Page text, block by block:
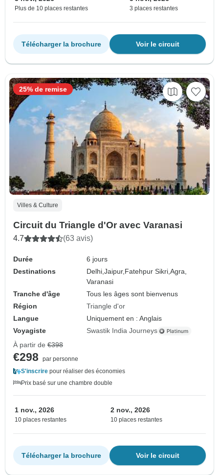
Plus de 10 places restantes 3 places restantes
Voir le circuit
Télécharger la brochure
Villes & Culture
Circuit du Triangle d'Or avec Varanasi
4.7 (63 avis)
Durée
6 jours
Destinations
Delhi,Jaipur,Fatehpur Sikri,Agra,
Varanasi
Tranche d'âge
Tous les âges sont bienvenus
Région
Triangle d'or
Langue
Uniquement en : Anglais
Voyagiste
Swastik India Journeys
25% de remise
À partir de €398
€298
par personne
S'inscrire pour réaliser des économies
Prix basé sur une chambre double
1 nov., 2026
10 places restantes
2 nov., 2026
10 places restantes
Voir le circuit
Télécharger la brochure